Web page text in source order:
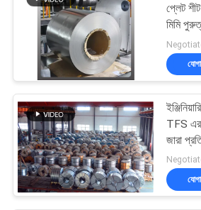
প্লেট
মিমি
1041
ফেনোলিক
TFS
জারা